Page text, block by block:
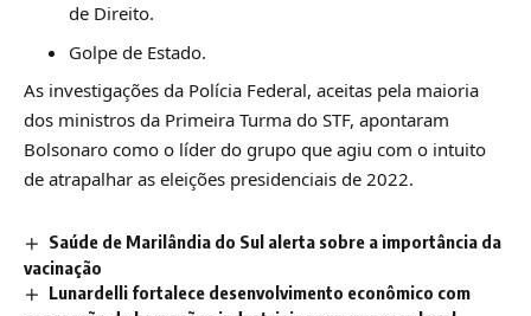
de Direito.
Golpe de Estado.
As investigações da Polícia Federal, aceitas pela maioria
dos ministros da Primeira Turma do STF, apontaram
Bolsonaro como o líder do grupo que agiu com o intuito
de atrapalhar as eleições presidenciais de 2022.
Saúde de Marilândia do Sul alerta sobre a importância da
vacinação
Lunardelli fortalece desenvolvimento econômico com